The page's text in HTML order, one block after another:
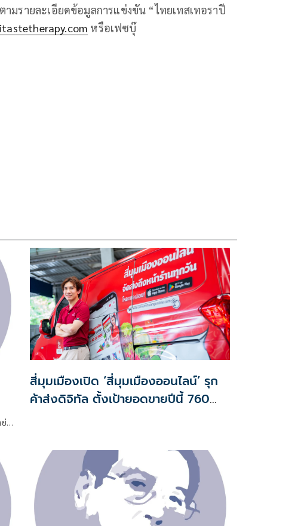
รายละเอียดข้อมูลการแข่งขัน “ไทยเทสเทอราปี
หรือเฟซบุ๊
า
สี่มุมเมืองเปิด ‘สี่มุมเมืองออนไลน์’ รุก
ค้าส่งดิจิทัล ตั้งเป้ายอดขายปีนี้ 760